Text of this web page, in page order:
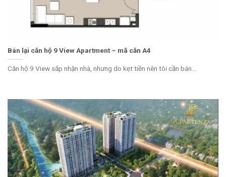
Bán lại căn hộ 9 View Apartment – mã căn A4
Căn hộ 9 View sắp nhận nhà, nhưng do kẹt tiền nên tôi cần bán...